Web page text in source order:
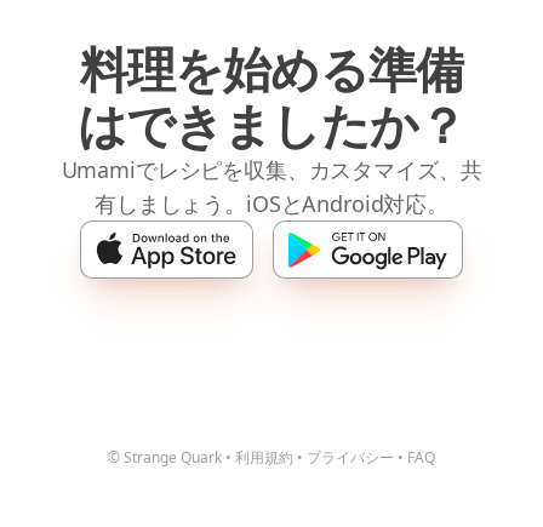
料理を始める準備
はできましたか？
Umamiでレシピを収集、カスタマイズ、共
有しましょう。iOSとAndroid対応。
© Strange Quark • 利用規約 • プライバシー • FAQ